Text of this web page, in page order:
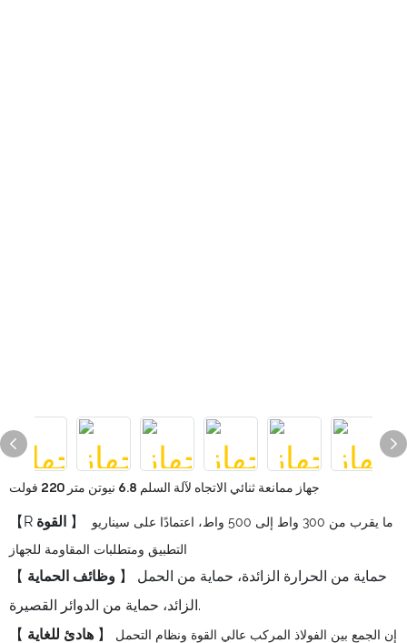
جهاز ممانعة ثنائي الاتجاه لآلة السلم 6.8 نيوتن متر 220 فولت
【R 】
التطبيق ومتطلبات المقاومة للجهاز
【
】 حماية من الحرارة الزائدة، حماية من الحمل
الزائد، حماية من الدوائر القصيرة.
【
】
إن الجمع بين الفولاذ المركب عالي القوة ونظام التحمل